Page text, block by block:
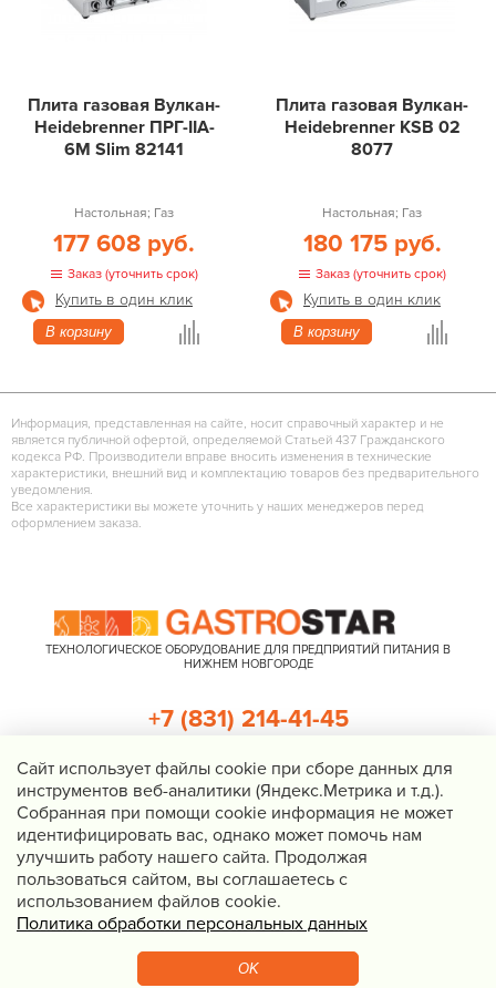
Плита газовая Вулкан-
Heidebrenner ПРГ-IIA-
6М Slim 82141
Настольная; Газ
177 608 руб.
Заказ (уточнить срок)
Купить в один клик
В корзину
Плита газовая Вулкан-
Heidebrenner KSB 02
8077
Настольная; Газ
180 175 руб.
Заказ (уточнить срок)
Купить в один клик
В корзину
Информация, представленная на сайте, носит справочный характер и не
является публичной офертой, определяемой Статьей 437 Гражданского
кодекса РФ. Производители вправе вносить изменения в технические
характеристики, внешний вид и комплектацию товаров без предварительного
уведомления.
Все характеристики вы можете уточнить у наших менеджеров перед
оформлением заказа.
ТЕХНОЛОГИЧЕСКОЕ ОБОРУДОВАНИЕ ДЛЯ ПРЕДПРИЯТИЙ ПИТАНИЯ В
НИЖНЕМ НОВГОРОДЕ
Нижний Новгород, Казанское шоссе, д. 4, корп. 3, пом. 1
info@gastrostar.ru
Политика конфиденциальности
+7 (831) 214-41-45
Перезвоните мне
оборудования для предприятий общественного питания
— создание сайтов
Cайт использует файлы cookie при сборе данных для
инструментов веб-аналитики (Яндекс.Метрика и т.д.).
Собранная при помощи cookie информация не может
идентифицировать вас, однако может помочь нам
улучшить работу нашего сайта. Продолжая
пользоваться сайтом, вы соглашаетесь с
использованием файлов cookie.
Политика обработки персональных данных
OK